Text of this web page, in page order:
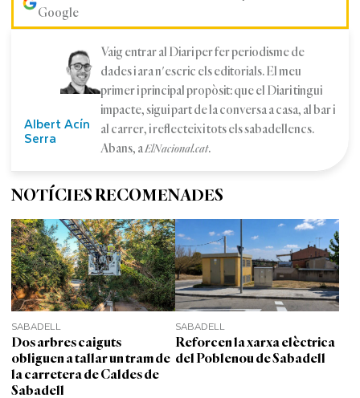
Google
Albert Acín
Serra
Vaig entrar al Diari per fer periodisme de
dades i ara n'escric els editorials. El meu
primer i principal propòsit: que el Diari tingui
impacte, sigui part de la conversa a casa, al bar i
al carrer, i reflecteixi tots els sabadellencs.
Abans, aElNacional.cat.
NOTÍCIES RECOMENADES
SABADELL
Dos arbres caiguts
obliguen a tallar un tram de
la carretera de Caldes de
Sabadell
SABADELL
Reforcen la xarxa elèctrica
del Poblenou de Sabadell